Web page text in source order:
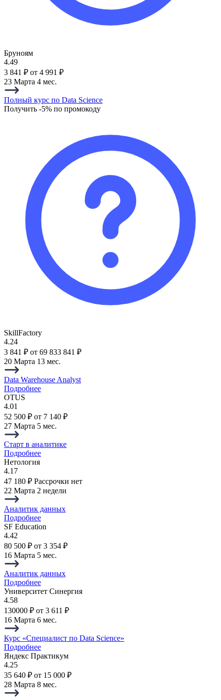
Бруноям
4.49
3 841 ₽ от 4 991 ₽
23 Марта 4 мес.
Полный курс по Data Science
Получить -5% по промокоду
SkillFactory
4.24
3 841 ₽ от 69 833 841 ₽
20 Марта 13 мес.
Data Warehouse Analyst
Подробнее
OTUS
4.01
52 500 ₽ от 7 140 ₽
27 Марта 5 мес.
Старт в аналитике
Подробнее
Нетология
4.17
47 180 ₽ Рассрочки нет
22 Марта 2 недели
Аналитик данных
Подробнее
SF Education
4.42
80 500 ₽ от 3 354 ₽
16 Марта 5 мес.
Аналитик данных
Подробнее
Университет Синергия
4.58
130000 ₽ от 3 611 ₽
16 Марта 6 мес.
Курс «Специалист по Data Science»
Подробнее
Яндекс Практикум
4.25
35 640 ₽ от 15 000 ₽
28 Марта 8 мес.